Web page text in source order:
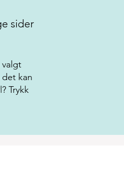
sider
kan
Trykk